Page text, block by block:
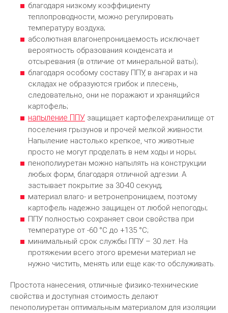
благодаря низкому коэффициенту
теплопроводности, можно регулировать
температуру воздуха;
абсолютная влагонепроницаемость исключает
вероятность образования конденсата и
отсыревания (в отличие от минеральной ваты);
благодаря особому составу ППУ, в ангарах и на
складах не образуются грибок и плесень,
следовательно, они не поражают и хранящийся
картофель;
напыление ППУ защищает картофелехранилище от
поселения грызунов и прочей мелкой живности.
Напыление настолько крепкое, что животные
просто не могут проделать в нем ходы и норы;
пенополиуретан можно напылять на конструкции
любых форм, благодаря отличной адгезии. А
застывает покрытие за 30-40 секунд;
материал влаго- и ветронепроницаем, поэтому
картофель надежно защищен от любой непогоды;
ППУ полностью сохраняет свои свойства при
температуре от -60 °С до +135 °С;
минимальный срок службы ППУ – 30 лет. На
протяжении всего этого времени материал не
нужно чистить, менять или еще как-то обслуживать.
Простота нанесения, отличные физико-технические
свойства и доступная стоимость делают
пенополиуретан оптимальным материалом для изоляции